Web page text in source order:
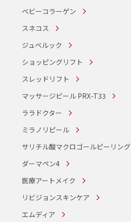
ベビーコラーゲン
スネコス
ジュベルック
ショッピングリフト
スレッドリフト
マッサージピール PRX-T33
ララドクター
ミラノリピール
サリチル酸マクロゴールピーリング
ダーマペン4
医療アートメイク
リビジョンスキンケア
エムディア